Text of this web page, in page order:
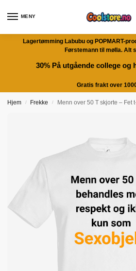
MENY
Lagertømming Labubu og POPMART-
Førstemann til mølla. Alt
30% På utgående college og
Gratis frakt over
Hjem / Frekke / Menn over 50 T skjorte – Fet t-